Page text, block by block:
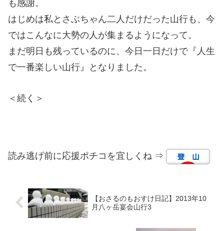
も感謝。
はじめは私とさぶちゃん二人だけだった山行も、今
ではこんなに大勢の人が集まるようになって。
まだ明日も残っているのに、今日一日だけで『人生
で一番楽しい山行』となりました。
＜続く＞
読み逃げ前に応援ポチコを宜しくね ⇒
【おさるのもおすけ日記】2013年10
月八ヶ岳宴会山行3